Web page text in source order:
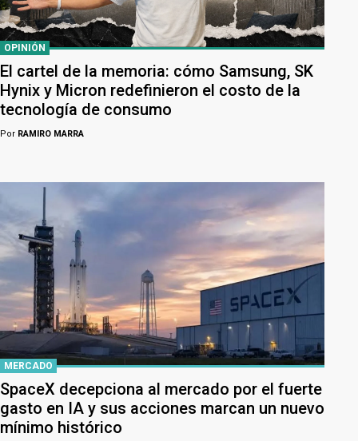
OPINIÓN
El cartel de la memoria: cómo Samsung, SK
Hynix y Micron redefinieron el costo de la
tecnología de consumo
Por RAMIRO MARRA
MERCADO
SpaceX decepciona al mercado por el fuerte
gasto en IA y sus acciones marcan un nuevo
mínimo histórico